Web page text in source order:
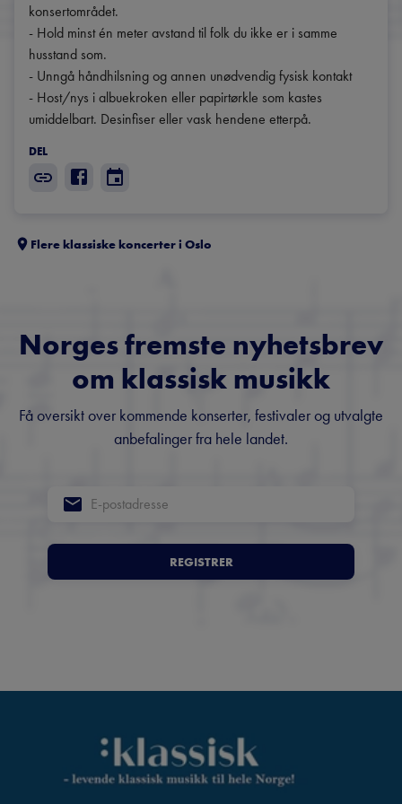
konsertområdet.
- Hold minst én meter avstand til folk du ikke er i samme
husstand som.
- Unngå håndhilsning og annen unødvendig fysisk kontakt
- Host/nys i albuekroken eller papirtørkle som kastes
umiddelbart. Desinfiser eller vask hendene etterpå.
DEL
Flere klassiske koncerter i Oslo
Norges fremste nyhetsbrev
om klassisk musikk
Få oversikt over kommende konserter, festivaler og utvalgte
anbefalinger fra hele landet.
REGISTRER